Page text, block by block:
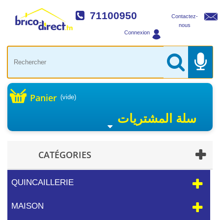
Contactez-
nous
71100950
Connexion
Panier (vide)
سلة المشتريات
CATÉGORIES
QUINCAILLERIE
MAISON